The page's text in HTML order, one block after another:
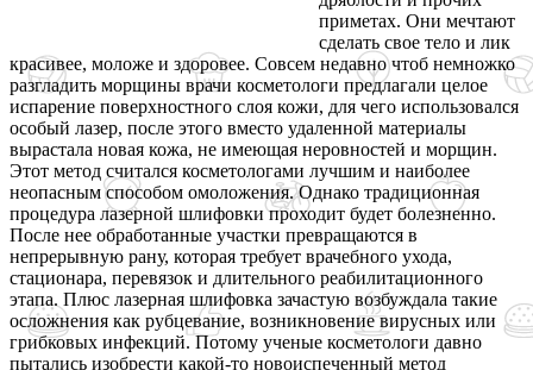
приметах. Они мечтают
сделать свое тело и лик
красивее, моложе и здоровее. Совсем недавно чтоб немножко
разгладить морщины врачи косметологи предлагали целое
испарение поверхностного слоя кожи, для чего использовался
особый лазер, после этого вместо удаленной материалы
вырастала новая кожа, не имеющая неровностей и морщин.
Этот метод считался косметологами лучшим и наиболее
неопасным способом омоложения. Однако традиционная
процедура лазерной шлифовки проходит будет болезненно.
После нее обработанные участки превращаются в
непрерывную рану, которая требует врачебного ухода,
стационара, перевязок и длительного реабилитационного
этапа. Плюс лазерная шлифовка зачастую возбуждала такие
осложнения как рубцевание, возникновение вирусных или
грибковых инфекций. Потому ученые косметологи давно
пытались изобрести какой-то новоиспеченный метод